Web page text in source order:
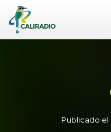
Publicado el